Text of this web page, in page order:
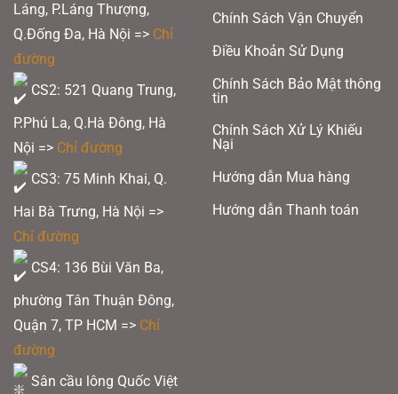
Láng, P.Láng Thượng,
Q.Đống Đa, Hà Nội => Chỉ
đường
CS2: 521 Quang Trung,
P.Phú La, Q.Hà Đông, Hà
Nội => Chỉ đường
CS3: 75 Minh Khai, Q.
Hai Bà Trưng, Hà Nội =>
Chỉ đường
CS4: 136 Bùi Văn Ba,
phường Tân Thuận Đông,
Quận 7, TP HCM => Chỉ
đường
Sân cầu lông Quốc Việt
Chính Sách Vận Chuyển
Điều Khoản Sử Dụng
Chính Sách Bảo Mật thông
tin
Chính Sách Xử Lý Khiếu
Nại
Hướng dẫn Mua hàng
Hướng dẫn Thanh toán